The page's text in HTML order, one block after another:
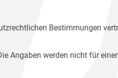
Bestimmungen
Angaben werden nicht für